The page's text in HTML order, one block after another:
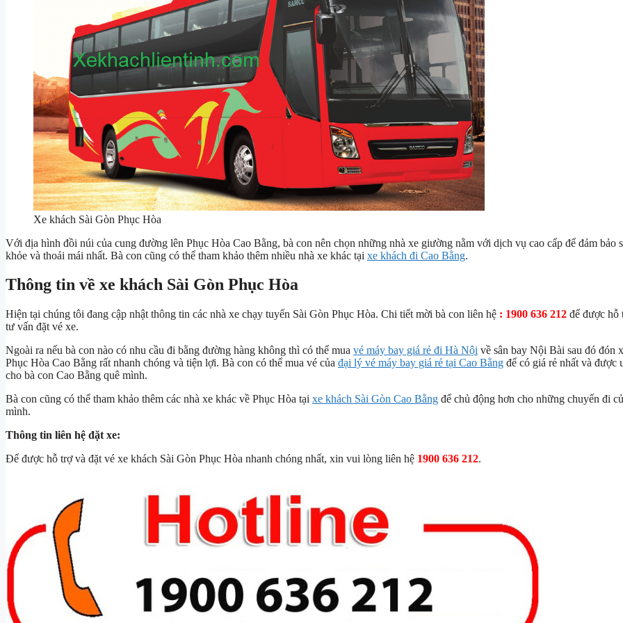
Xe khách Sài Gòn Phục Hòa
Với địa hình đồi núi của cung đường lên Phục Hòa Cao Bằng, bà con nên chọn những nhà xe giường nằm với dịch vụ cao cấp để đảm bảo
khỏe và thoải mái nhất. Bà con cũng có thể tham khảo thêm nhiều nhà xe khác tại xe khách đi Cao Bằng.
Thông tin về xe khách Sài Gòn Phục Hòa
Hiện tại chúng tôi đang cập nhật thông tin các nhà xe chạy tuyến Sài Gòn Phục Hòa. Chi tiết mời bà con liên hệ : 1900 636 212 để được hỗ
tư vấn đặt vé xe.
Ngoài ra nếu bà con nào có nhu cầu đi bằng đường hàng không thì có thể mua vé máy bay giá rẻ đi Hà Nội về sân bay Nội Bài sau đó đón
Phục Hòa Cao Bằng rất nhanh chóng và tiện lợi. Bà con có thể mua vé của đại lý vé máy bay giá rẻ tại Cao Bằng để có giá rẻ nhất và được
cho bà con Cao Bằng quê mình.
Bà con cũng có thể tham khảo thêm các nhà xe khác về Phục Hòa tại xe khách Sài Gòn Cao Bằng để chủ động hơn cho những chuyến đi
mình.
Thông tin liên hệ đặt xe:
Để được hỗ trợ và đặt vé xe khách Sài Gòn Phục Hòa nhanh chóng nhất, xin vui lòng liên hệ 1900 636 212.